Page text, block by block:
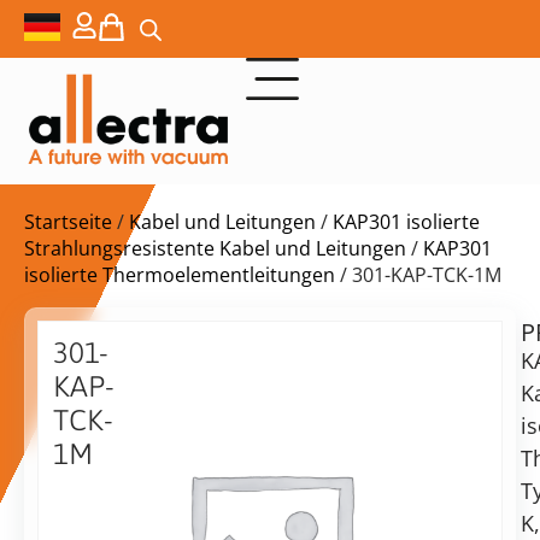
Startseite/ Kabel und Leitungen / KAP301 isolierte
Strahlungsresistente Kabel und Leitungen / KAP301
isolierte Thermoelementleitungen / 301-KAP-TCK-1M
301-
KAP-
TCK-
1M
$
Lieferzeit:
K,